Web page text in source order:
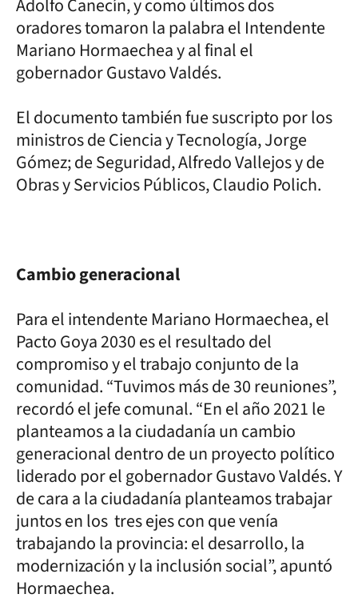
Adolfo Canecín, y como últimos dos
oradores tomaron la palabra el Intendente
Mariano Hormaechea y al final el
gobernador Gustavo Valdés.
El documento también fue suscripto por los
ministros de Ciencia y Tecnología, Jorge
Gómez; de Seguridad, Alfredo Vallejos y de
Obras y Servicios Públicos, Claudio Polich.
Cambio generacional
Para el intendente Mariano Hormaechea, el
Pacto Goya 2030 es el resultado del
compromiso y el trabajo conjunto de la
comunidad. “Tuvimos más de 30 reuniones”,
recordó el jefe comunal. “En el año 2021 le
planteamos a la ciudadanía un cambio
generacional dentro de un proyecto político
liderado por el gobernador Gustavo Valdés. Y
de cara a la ciudadanía planteamos trabajar
juntos en los tres ejes con que venía
trabajando la provincia: el desarrollo, la
modernización y la inclusión social”, apuntó
Hormaechea.